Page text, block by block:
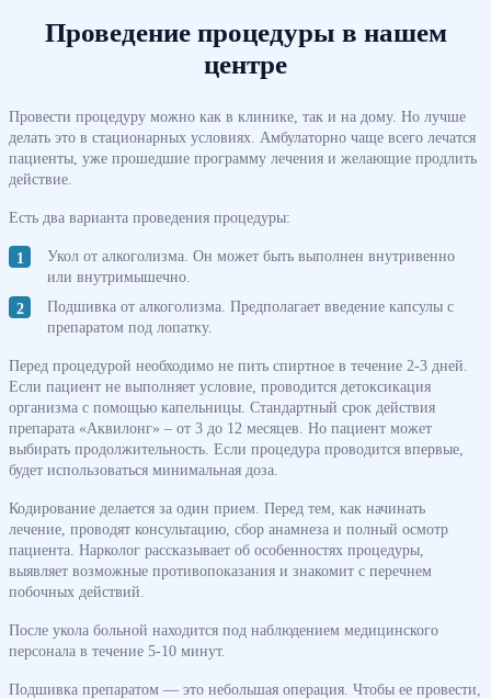
Проведение процедуры в нашем
центре
Провести процедуру можно как в клинике, так и на дому. Но лучше
делать это в стационарных условиях. Амбулаторно чаще всего лечатся
пациенты, уже прошедшие программу лечения и желающие продлить
действие.
Есть два варианта проведения процедуры:
Укол от алкоголизма. Он может быть выполнен внутривенно
или внутримышечно.
Подшивка от алкоголизма. Предполагает введение капсулы с
препаратом под лопатку.
Перед процедурой необходимо не пить спиртное в течение 2-3 дней.
Если пациент не выполняет условие, проводится детоксикация
организма с помощью капельницы. Стандартный срок действия
препарата «Аквилонг» – от 3 до 12 месяцев. Но пациент может
выбирать продолжительность. Если процедура проводится впервые,
будет использоваться минимальная доза.
Кодирование делается за один прием. Перед тем, как начинать
лечение, проводят консультацию, сбор анамнеза и полный осмотр
пациента. Нарколог рассказывает об особенностях процедуры,
выявляет возможные противопоказания и знакомит с перечнем
побочных действий.
После укола больной находится под наблюдением медицинского
персонала в течение 5-10 минут.
Подшивка препаратом — это небольшая операция. Чтобы ее провести,